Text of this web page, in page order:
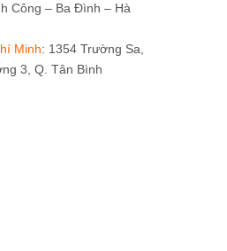
Công – Ba Đình – Hà
Minh: 1354 Trường Sa,
3, Q. Tân Bình